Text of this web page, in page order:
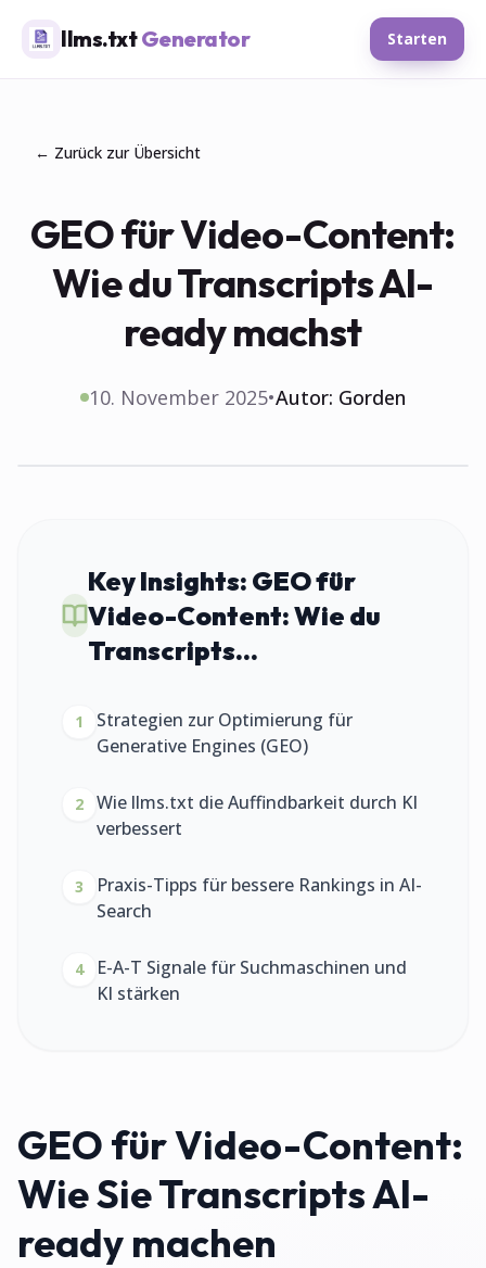
llms.txtGenerator Starten
← Zurück zur Übersicht
GEO für Video-Content:
Wie du Transcripts AI-
ready machst
10. November 2025•Autor: Gorden
Key Insights: GEO für
Video-Content: Wie du
Transcripts...
1
Strategien zur Optimierung für
Generative Engines (GEO)
2
Wie llms.txt die Auffindbarkeit durch KI
verbessert
3
Praxis-Tipps für bessere Rankings in AI-
Search
4
E-A-T Signale für Suchmaschinen und
KI stärken
GEO für Video-Content:
Wie Sie Transcripts AI-
ready machen